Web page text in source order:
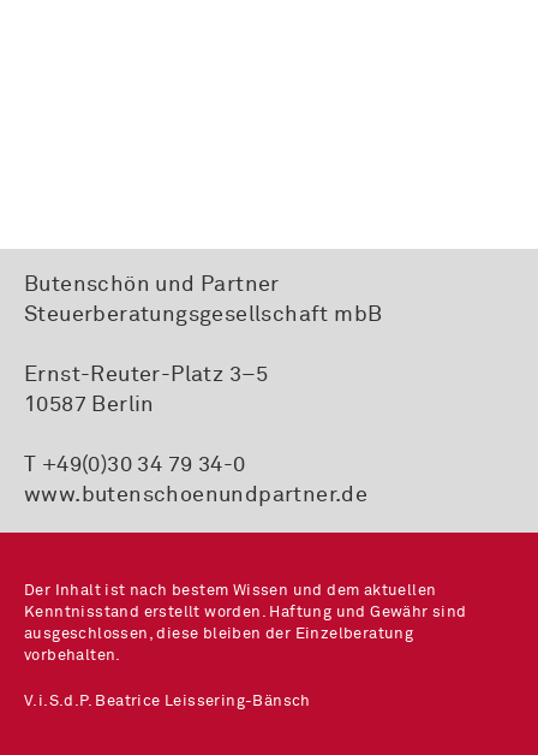
Butenschön und Partner
Steuerberatungsgesellschaft mbB
Ernst-Reuter-Platz 3–5
10587 Berlin
T +49(0)30 34 79 34-0
www.butenschoenundpartner.de
Der Inhalt ist nach bestem Wissen und dem aktuellen
Kenntnisstand erstellt worden. Haftung und Gewähr sind
ausgeschlossen, diese bleiben der Einzelberatung
vorbehalten.
V.i.S.d.P. Beatrice Leissering-Bänsch